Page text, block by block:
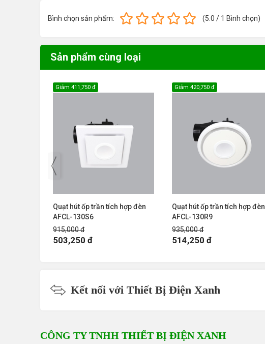
Bình chọn sản phẩm: (5.0 / 1 Bình chọn)
Sản phẩm cùng loại
Quạt hút ốp trần tích hợp đèn
AFCL-130S6
915,000 đ
Giảm 411,750 đ
503,250 đ
Quạt hút ốp trần tích hợp đèn
AFCL-130R9
935,000 đ
Giảm 420,750 đ
514,250 đ
Kết nối với Thiết Bị Điện Xanh
CÔNG TY TNHH THIẾT BỊ ĐIỆN XANH